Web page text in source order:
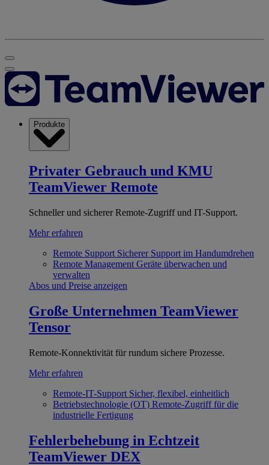
Produkte
Privater Gebrauch und KMU
TeamViewer Remote
Schneller und sicherer Remote-Zugriff und IT-Support.
Mehr erfahren
Remote Support Sicherer Support im Handumdrehen
Remote Management Geräte überwachen und
verwalten
Abos und Preise anzeigen
Große Unternehmen TeamViewer
Tensor
Remote-Konnektivität für rundum sichere Prozesse.
Mehr erfahren
Remote-IT-Support Sicher, flexibel, einheitlich
Betriebstechnologie (OT) Remote-Zugriff für die
industrielle Fertigung
Fehlerbehebung in Echtzeit
TeamViewer DEX